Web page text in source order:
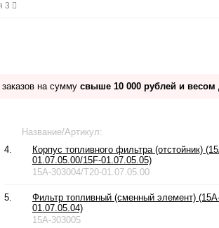
3
на сумму свыше 10 000 рублей и весом
Название/Артикул:
4.
Корпус топливного фильтра (отстойник)
01.07.05.00/15F-01.07.05.05)
15A-303004/T20-01.07.05.00
5.
Фильтр топливный (сменный элемент)
01.07.05.04)
15A-303005